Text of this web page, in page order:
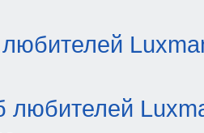
любителей